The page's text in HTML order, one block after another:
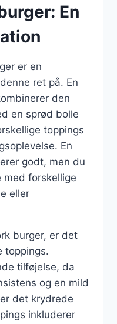
En
er en
ret på. En
den
en sprød bolle
toppings
En
godt, men du
med forskellige
eller
burger, er det
toppings.
tilføjelse, da
og en mild
det krydrede
inkluderer